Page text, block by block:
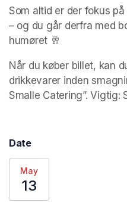
Som altid er der fokus
– og du går derfra med
humøret 🥂
Når du køber billet, kan
drikkevarer inden
Smalle Catering”. Vigtig:
Date
May
13